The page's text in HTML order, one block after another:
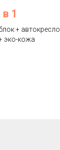
1
+ автокресло
эко-кожа